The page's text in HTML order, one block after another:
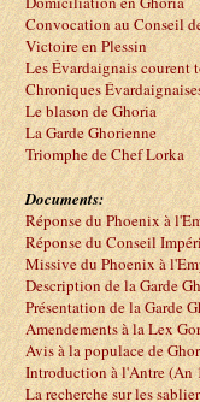
Convocation au Conseil
Victoire en Plessin
Les Évardaignais courent
Chroniques
Le blason de Ghoria
La Garde Ghorienne
Triomphe de Chef Lorka
Documents:
Réponse du Phoenix à
Réponse du Conseil
Missive du Phoenix à
Description de la Garde
Présentation de la Garde
Amendements à la Lex
Avis à la populace de
Introduction à l'Antre (An
La recherche sur les